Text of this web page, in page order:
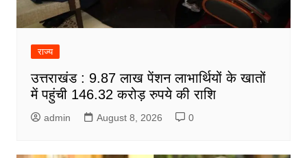
राज्य
उत्तराखंड : 9.87 लाख पेंशन लाभार्थियों के खातों
में पहुंची 146.32 करोड़ रुपये की राशि
admin August 8, 2026 0